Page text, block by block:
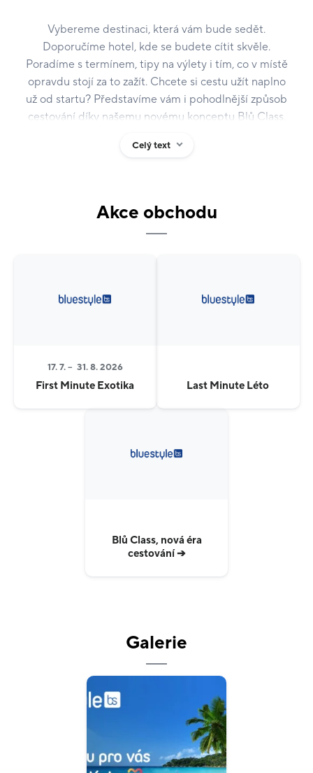
Vybereme destinaci, která vám bude sedět.
Doporučíme hotel, kde se budete cítit skvěle.
Poradíme s termínem, tipy na výlety i tím, co v místě
opravdu stojí za to zažít. Chcete si cestu užít naplno
už od startu? Představíme vám i pohodlnější způsob
cestování díky našemu novému konceptu Blů Class.
Jsme největší samostatná česká cestovní kancelář s
zaměstnanců, a především osobní přístup, na který se
volna. Je to čas, na který se těšíte celý rok.
CK Blue Style. Dovolenou pro vás děláme s láskou.
Celý text
Akce obchodu
17. 7. – 31. 8. 2026
First Minute Exotika Last Minute Léto
Blů Class, nová éra
cestování ➔
Galerie